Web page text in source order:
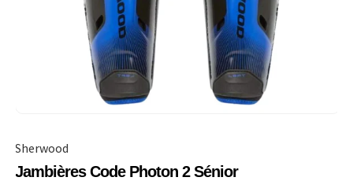
Sherwood
Jambières Code Photon 2 Sénior